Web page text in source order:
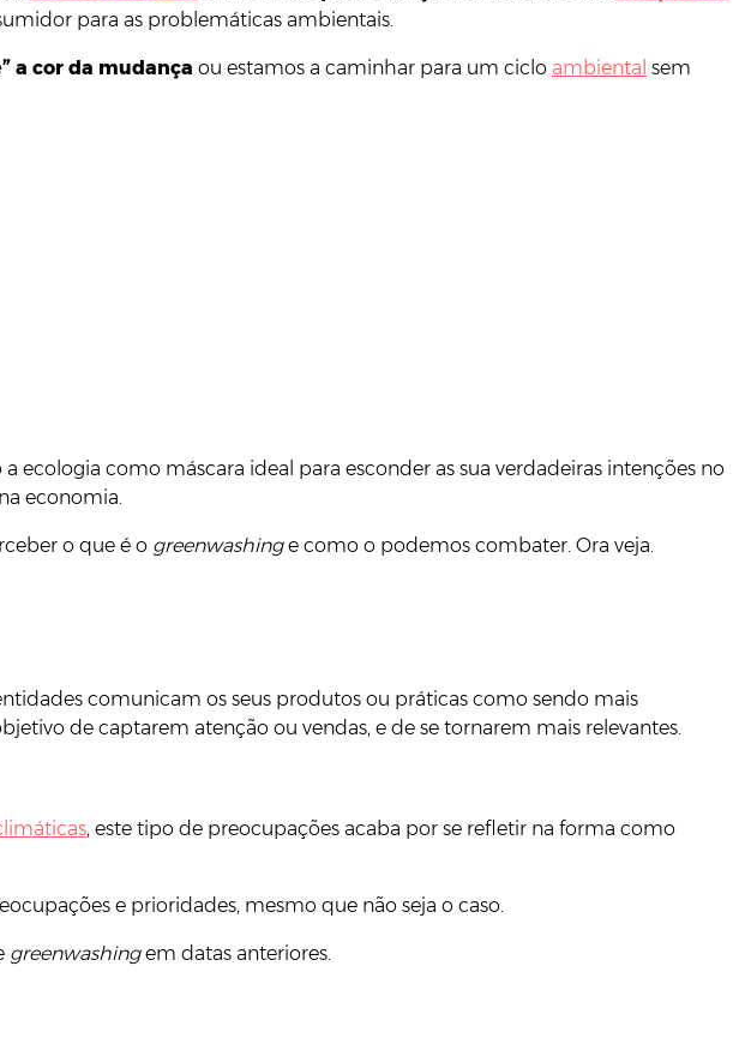
para as problemáticas ambientais.
a cor da mudança ou estamos a caminhar para um ciclo ambiental sem
ecologia como máscara ideal para esconder as sua verdadeiras intenções no
economia.
o que é o greenwashinge como o podemos combater. Ora veja.
comunicam os seus produtos ou práticas como sendo mais
de captarem atenção ou vendas, e de se tornarem mais relevantes.
, este tipo de preocupações acaba por se refletir na forma como
e prioridades, mesmo que não seja o caso.
greenwashingem datas anteriores.